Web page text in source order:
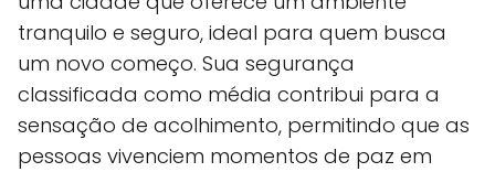
tranquilo e seguro, ideal para quem busca
um novo começo. Sua segurança
classificada como média contribui para a
sensação de acolhimento, permitindo que as
pessoas vivenciem momentos de paz em